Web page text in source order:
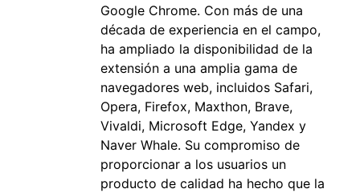
Google Chrome. Con más de una
década de experiencia en el campo,
ha ampliado la disponibilidad de la
extensión a una amplia gama de
navegadores web, incluidos Safari,
Opera, Firefox, Maxthon, Brave,
Vivaldi, Microsoft Edge, Yandex y
Naver Whale. Su compromiso de
proporcionar a los usuarios un
producto de calidad ha hecho que la